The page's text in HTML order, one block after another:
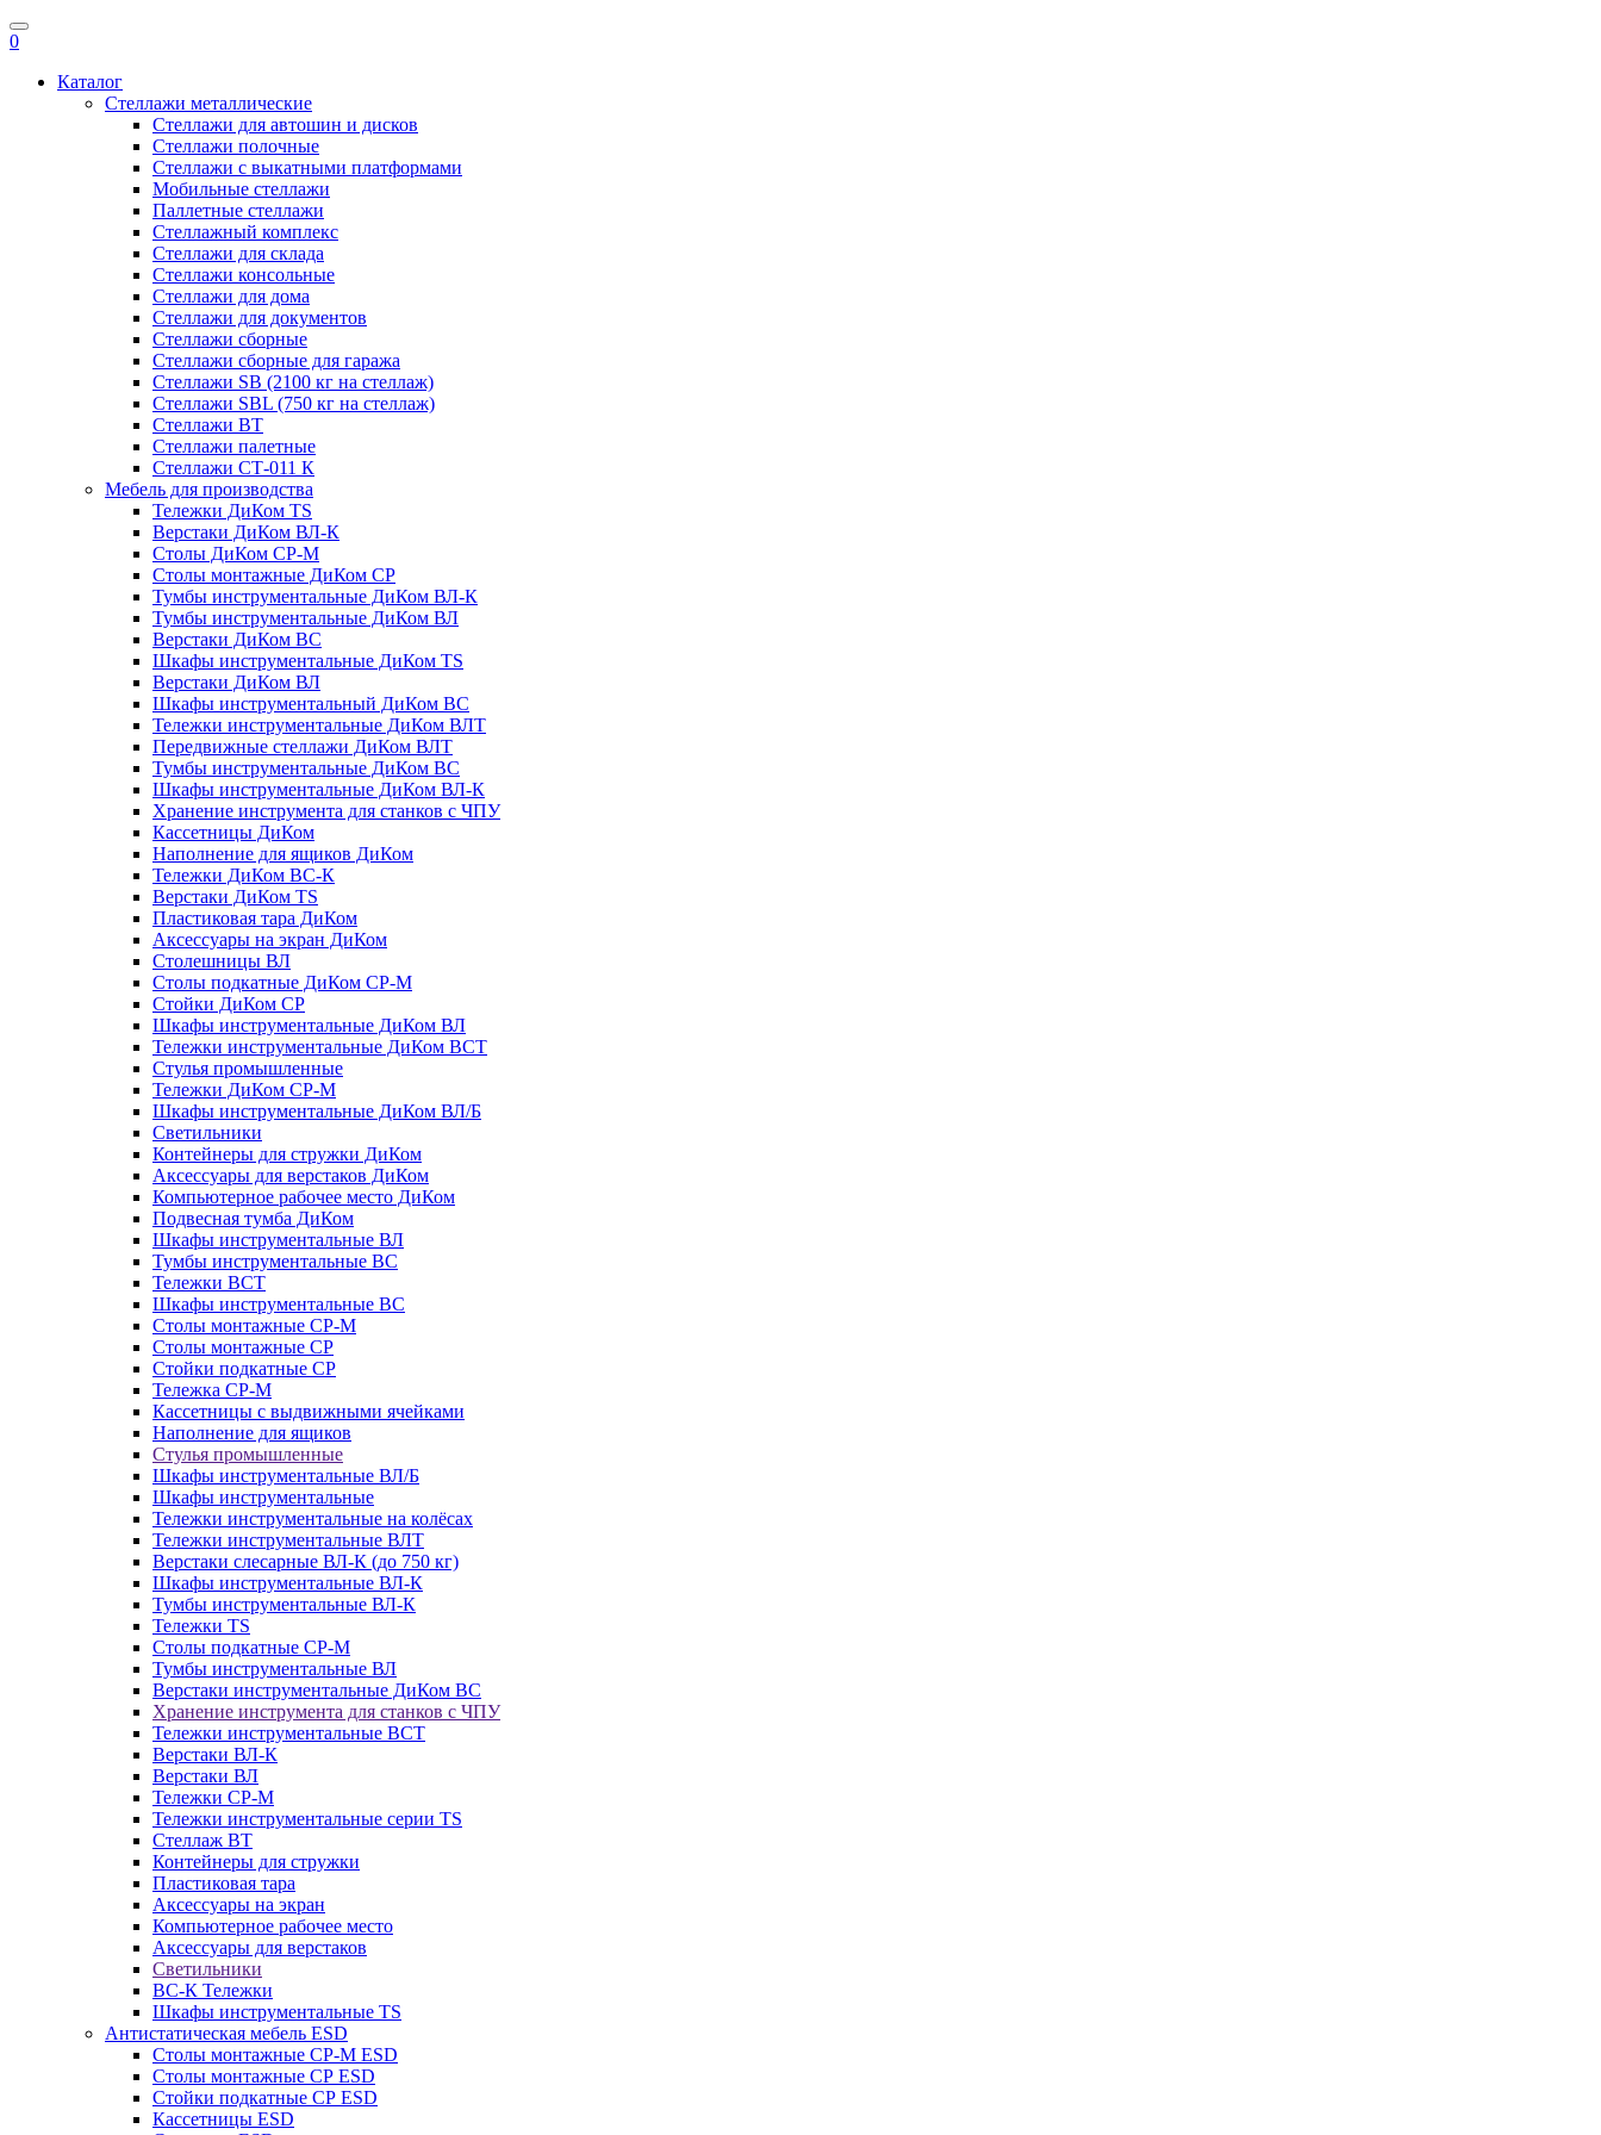
0
Каталог
Стеллажи металлические
Стеллажи для автошин и дисков
Стеллажи полочные
Стеллажи с выкатными платформами
Мобильные стеллажи
Паллетные стеллажи
Стеллажный комплекс
Стеллажи для склада
Стеллажи консольные
Cтеллажи для дома
Стеллажи для документов
Стеллажи сборные
Стеллажи сборные для гаража
Стеллажи SB (2100 кг на стеллаж)
Стеллажи SBL (750 кг на стеллаж)
Стеллажи ВТ
Стеллажи палетные
Стеллажи СТ-011 К
Мебель для производства
Тележки ДиКом TS
Верстаки ДиКом ВЛ-К
Столы ДиКом СР-М
Столы монтажные ДиКом СР
Тумбы инструментальные ДиКом ВЛ-К
Тумбы инструментальные ДиКом ВЛ
Верстаки ДиКом ВС
Шкафы инструментальные ДиКом TS
Верстаки ДиКом ВЛ
Шкафы инструментальный ДиКом ВС
Тележки инструментальные ДиКом ВЛТ
Передвижные стеллажи ДиКом ВЛТ
Тумбы инструментальные ДиКом ВС
Шкафы инструментальные ДиКом ВЛ-К
Хранение инструмента для станков с ЧПУ
Кассетницы ДиКом
Наполнение для ящиков ДиКом
Тележки ДиКом ВС-К
Верстаки ДиКом TS
Пластиковая тара ДиКом
Аксессуары на экран ДиКом
Столешницы ВЛ
Столы подкатные ДиКом СР-М
Стойки ДиКом СР
Шкафы инструментальные ДиКом ВЛ
Тележки инструментальные ДиКом ВСТ
Стулья промышленные
Тележки ДиКом СР-М
Шкафы инструментальные ДиКом ВЛ/Б
Светильники
Контейнеры для стружки ДиКом
Аксессуары для верстаков ДиКом
Компьютерное рабочее место ДиКом
Подвесная тумба ДиКом
Шкафы инструментальные ВЛ
Тумбы инструментальные ВС
Тележки ВСТ
Шкафы инструментальные ВС
Столы монтажные СР-М
Столы монтажные СР
Стойки подкатные СР
Тележка СР-М
Кассетницы с выдвижными ячейками
Наполнение для ящиков
Стулья промышленные
Шкафы инструментальные ВЛ/Б
Шкафы инструментальные
Тележки инструментальные на колёсах
Тележки инструментальные ВЛТ
Верстаки слесарные ВЛ-К (до 750 кг)
Шкафы инструментальные ВЛ-К
Тумбы инструментальные ВЛ-К
Тележки TS
Столы подкатные СР-М
Тумбы инструментальные ВЛ
Верстаки инструментальные ДиКом ВС
Хранение инструмента для станков с ЧПУ
Тележки инструментальные ВСТ
Верстаки ВЛ-К
Верстаки ВЛ
Тележки СР-М
Тележки инструментальные серии TS
Стеллаж ВТ
Контейнеры для стружки
Пластиковая тара
Аксессуары на экран
Компьютерное рабочее место
Аксессуары для верстаков
Светильники
ВС-К Тележки
Шкафы инструментальные TS
Антистатическая мебель ESD
Столы монтажные СР-М ESD
Столы монтажные СР ESD
Стойки подкатные СР ESD
Кассетницы ESD